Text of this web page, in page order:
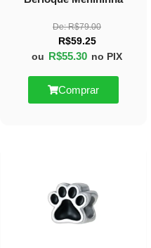
De:R$79.00
R$59.25
ou R$55.30 no PIX
Comprar